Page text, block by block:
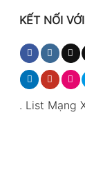
KẾT NỐI
. List Mạng